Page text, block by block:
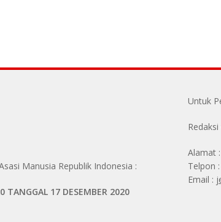
Manusia Republik Indonesia :
17 DESEMBER 2020
Untuk
Redaksi
Alamat
Telpon
Email :